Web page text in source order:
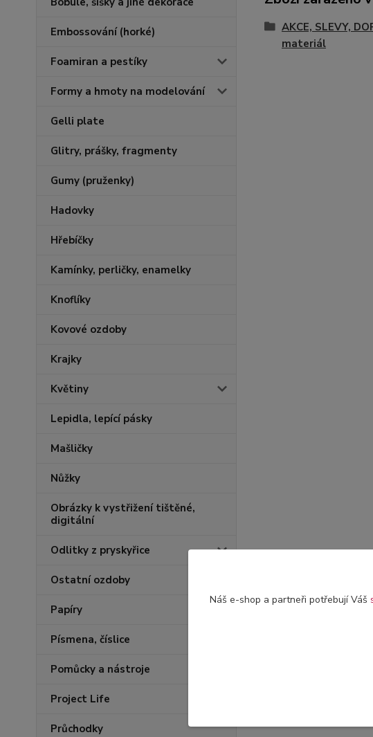
Embossování (horké)
Foamiran a pestíky
Formy a hmoty na modelování
Gelli plate
Glitry, prášky, fragmenty
Gumy (pruženky)
Hadovky
Hřebíčky
Kamínky, perličky, enamelky
Knoflíky
Kovové ozdoby
Krajky
Květiny
Lepidla, lepící pásky
Mašličky
Nůžky
Obrázky k vystřižení tištěné,
digitální
Odlitky z pryskyřice
Ostatní ozdoby
Papíry
Písmena, číslice
Pomůcky a nástroje
Project Life
Průchodky
AKCE, SLEVY,
materiál
Náš e-shop a partneři potřebují Váš